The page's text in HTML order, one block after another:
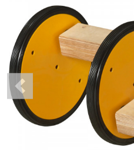
Previous